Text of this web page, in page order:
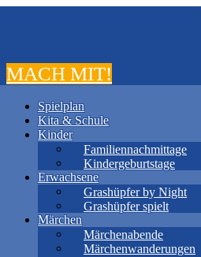
MACH MIT!
Spielplan
Kita & Schule
Kinder
Familiennachmittage
Kindergeburtstage
Erwachsene
Grashüpfer by Night
Grashüpfer spielt
Märchen
Märchenabende
Märchenwanderungen